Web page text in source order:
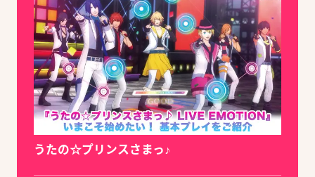
うたの☆プリンスさまっ♪